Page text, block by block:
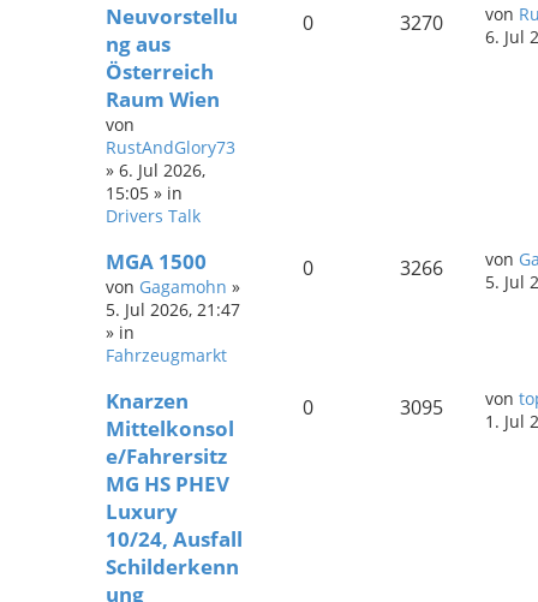
Neuvorstellu
ng aus
Österreich
Raum Wien
von
RustAndGlory73
» 6. Jul 2026,
15:05 » in
Drivers Talk
0 3270 von
6. Jul
MGA 1500
von Gagamohn »
5. Jul 2026, 21:47
» in
Fahrzeugmarkt
0 3266 von
5. Jul
Knarzen
Mittelkonsol
e/Fahrersitz
MG HS PHEV
Luxury
10/24, Ausfall
Schilderkenn
ung
0 3095 von
1. Jul